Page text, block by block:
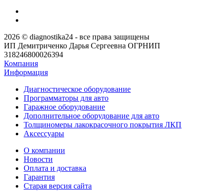
2026 © diagnostika24 - все права защищены
ИП Демитриченко Дарья Сергеевна ОГРНИП
318246800026394
Компания
Информация
Диагностическое оборудование
Программаторы для авто
Гаражное оборудование
Дополнительное оборудование для авто
Толщиномеры лакокрасочного покрытия ЛКП
Аксессуары
О компании
Новости
Оплата и доставка
Гарантия
Старая версия сайта